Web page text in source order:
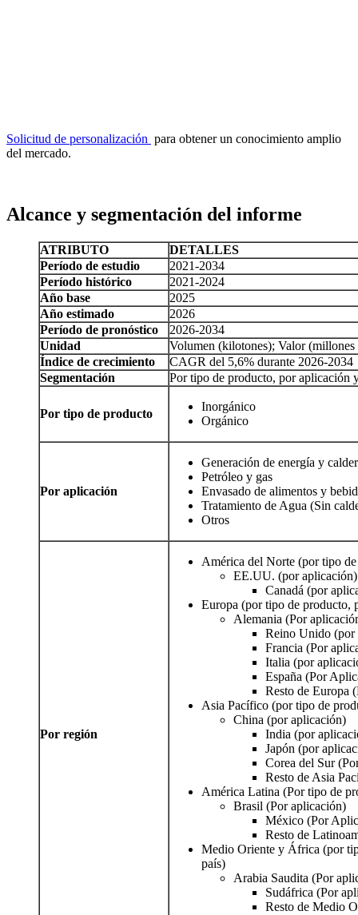
Solicitud de personalización para obtener un conocimiento amplio
del mercado.
Alcance y segmentación del informe
ATRIBUTO
DETALLES
Período de estudio
2021-2034
Período histórico
2021-2024
Año base
2025
Año estimado
2026
Período de pronóstico
2026-2034
Unidad
Volumen (kilotones); Valor (millones
Índice de crecimiento
CAGR del 5,6% durante 2026-2034
Segmentación
Por tipo de producto, por aplicación
Por tipo de producto
Inorgánico
Orgánico
Por aplicación
Generación de energía y
Petróleo y gas
Envasado de alimentos y
Tratamiento de Agua (Sin
Otros
Por región
América del Norte (por tipo
EE.UU. (por aplicación)
Canadá (por
Europa (por tipo de producto,
Alemania (Por
Reino Unido (por
Francia (Por
Italia (por
España (Por
Resto de Europa
Asia Pacífico (por tipo de
China (por aplicación)
India (por
Japón (por
Corea del Sur
Resto de Asia
América Latina (Por tipo de
Brasil (Por aplicación)
México (Por
Resto de
Medio Oriente y África (por
país)
Arabia Saudita (Por
Sudáfrica (Por
Resto de Medio